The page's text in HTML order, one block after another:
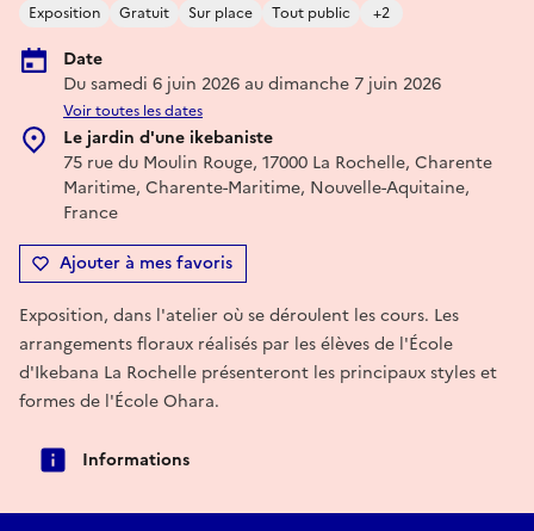
Exposition Gratuit Sur place Tout public +2
Date
Du samedi 6 juin 2026 au dimanche 7 juin 2026
Voir toutes les dates
Le jardin d'une ikebaniste
75 rue du Moulin Rouge, 17000 La Rochelle, Charente
Maritime, Charente-Maritime, Nouvelle-Aquitaine,
France
Ajouter à mes favoris
Exposition, dans l'atelier où se déroulent les cours. Les
arrangements floraux réalisés par les élèves de l'École
d'Ikebana La Rochelle présenteront les principaux styles et
formes de l'École Ohara.
Informations